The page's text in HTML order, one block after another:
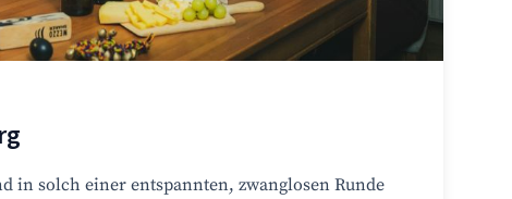
in solch einer entspannten, zwanglosen Runde